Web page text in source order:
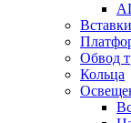
Вставки
Обвод
Кольца